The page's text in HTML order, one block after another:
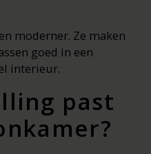
moderner. Ze maken
goed in een
interieur.
past